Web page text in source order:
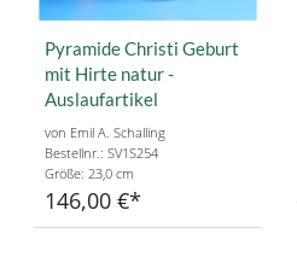
Pyramide Christi Geburt
mit Hirte natur -
Auslaufartikel
von Emil A. Schalling
Bestellnr.: SV1S254
Größe: 23,0 cm
146,00 €